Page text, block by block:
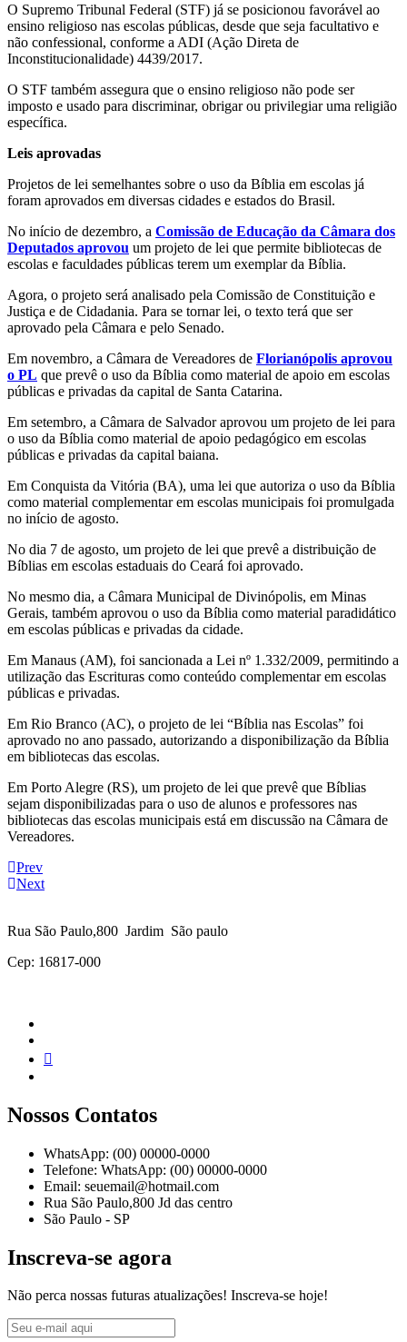
O Supremo Tribunal Federal (STF) já se posicionou favorável ao
ensino religioso nas escolas públicas, desde que seja facultativo e
não confessional, conforme a ADI (Ação Direta de
Inconstitucionalidade) 4439/2017.
O STF também assegura que o ensino religioso não pode ser
imposto e usado para discriminar, obrigar ou privilegiar uma religião
específica.
Leis aprovadas
Projetos de lei semelhantes sobre o uso da Bíblia em escolas já
foram aprovados em diversas cidades e estados do Brasil.
No início de dezembro, a Comissão de Educação da Câmara dos
Deputados aprovou um projeto de lei que permite bibliotecas de
escolas e faculdades públicas terem um exemplar da Bíblia.
Agora, o projeto será analisado pela Comissão de Constituição e
Justiça e de Cidadania. Para se tornar lei, o texto terá que ser
aprovado pela Câmara e pelo Senado.
Em novembro, a Câmara de Vereadores de Florianópolis aprovou
o PL que prevê o uso da Bíblia como material de apoio em escolas
públicas e privadas da capital de Santa Catarina.
Em setembro, a Câmara de Salvador aprovou um projeto de lei para
o uso da Bíblia como material de apoio pedagógico em escolas
públicas e privadas da capital baiana.
Em Conquista da Vitória (BA), uma lei que autoriza o uso da Bíblia
como material complementar em escolas municipais foi promulgada
no início de agosto.
No dia 7 de agosto, um projeto de lei que prevê a distribuição de
Bíblias em escolas estaduais do Ceará foi aprovado.
No mesmo dia, a Câmara Municipal de Divinópolis, em Minas
Gerais, também aprovou o uso da Bíblia como material paradidático
em escolas públicas e privadas da cidade.
Em Manaus (AM), foi sancionada a Lei nº 1.332/2009, permitindo a
utilização das Escrituras como conteúdo complementar em escolas
públicas e privadas.
Em Rio Branco (AC), o projeto de lei “Bíblia nas Escolas” foi
aprovado no ano passado, autorizando a disponibilização da Bíblia
em bibliotecas das escolas.
Em Porto Alegre (RS), um projeto de lei que prevê que Bíblias
sejam disponibilizadas para o uso de alunos e professores nas
bibliotecas das escolas municipais está em discussão na Câmara de
Vereadores.
Prev
Next
Rua São Paulo,800 Jardim São paulo
Cep: 16817-000
Nossos Contatos
WhatsApp: (00) 00000-0000
Telefone: WhatsApp: (00) 00000-0000
Email: seuemail@hotmail.com
Rua São Paulo,800 Jd das centro
São Paulo - SP
Inscreva-se agora
Não perca nossas futuras atualizações! Inscreva-se hoje!